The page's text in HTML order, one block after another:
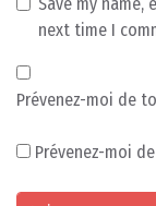
next time I
Prévenez-moi de
Prévenez-moi